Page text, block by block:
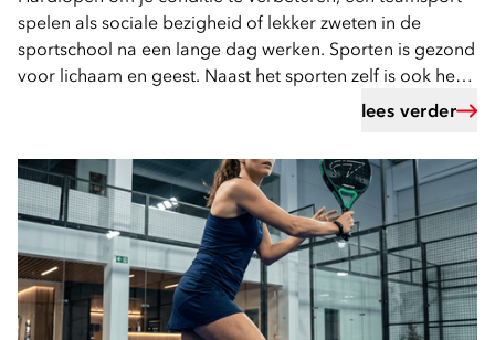
spelen als sociale bezigheid of lekker zweten in de
sportschool na een lange dag werken. Sporten is gezond
voor lichaam en geest. Naast het sporten zelf is ook het
kiezen van de juiste sportkleding belangrijk.lees verder